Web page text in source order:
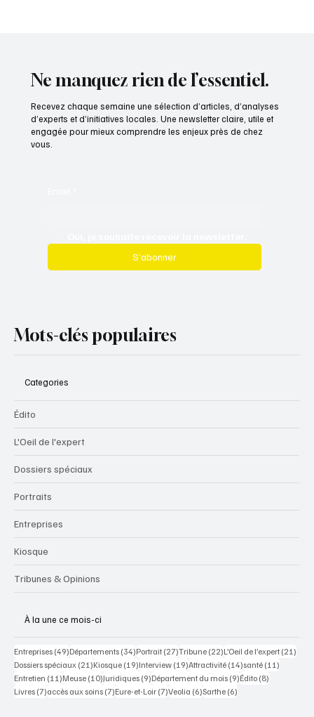
Ne manquez rien de l’essentiel.
Recevez chaque semaine une sélection d’articles, d’analyses
d’experts et d’initiatives locales. Une newsletter claire, utile et
engagée pour mieux comprendre les enjeux près de chez
vous.
S’abonner
Mots-clés populaires
Categories
Édito
L'Oeil de l'expert
Dossiers spéciaux
Portraits
Entreprises
Kiosque
Tribunes & Opinions
À la une ce mois-ci
Entreprises (49)49 posts
Départements (34)34 posts
Portrait (27)27 posts
Tribune (22)22 posts
L’Oeil de l’expert (21)
Dossiers spéciaux (21)21 posts
Kiosque (19)19 posts
Interview (19)19 posts
Attractivité (14)14 posts
santé (11)
Entretien (11)11 posts
Meuse (10)10 posts
Juridiques (9)9 posts
Département du mois (9)9 posts
Édito (8)
Livres (7)7 posts
accès aux soins (7)7 posts
Eure-et-Loir (7)7 posts
Veolia (6)6 posts
Sarthe (6)